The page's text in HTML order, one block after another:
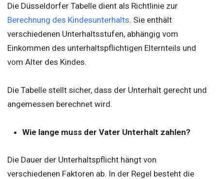
Die Düsseldorfer Tabelle dient als Richtlinie zur
Berechnung des Kindesunterhalts. Sie enthält
verschiedenen Unterhaltsstufen, abhängig vom
Einkommen des unterhaltspflichtigen Elternteils und
vom Alter des Kindes.
Die Tabelle stellt sicher, dass der Unterhalt gerecht und
angemessen berechnet wird.
Wie lange muss der Vater Unterhalt zahlen?
Die Dauer der Unterhaltspflicht hängt von
verschiedenen Faktoren ab. In der Regel besteht die